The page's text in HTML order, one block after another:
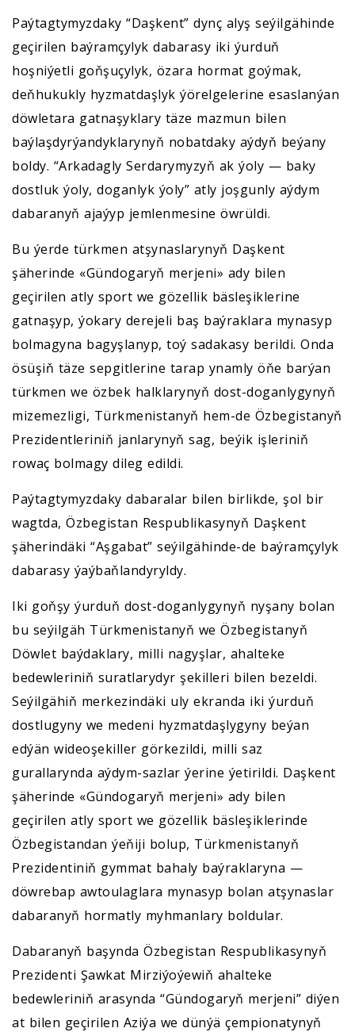
Paýtagtymyzdaky “Daşkent” dynç alyş seýilgähinde
geçirilen baýramçylyk dabarasy iki ýurduň
hoşniýetli goňşuçylyk, özara hormat goýmak,
deňhukukly hyzmatdaşlyk ýörelgelerine esaslanýan
döwletara gatnaşyklary täze mazmun bilen
baýlaşdyrýandyklarynyň nobatdaky aýdyň beýany
boldy. “Arkadagly Serdarymyzyň ak ýoly — baky
dostluk ýoly, doganlyk ýoly” atly joşgunly aýdym
dabaranyň ajaýyp jemlenmesine öwrüldi.
Bu ýerde türkmen atşynaslarynyň Daşkent
şäherinde «Gündogaryň merjeni» ady bilen
geçirilen atly sport we gözellik bäsleşiklerine
gatnaşyp, ýokary derejeli baş baýraklara mynasyp
bolmagyna bagyşlanyp, toý sadakasy berildi. Onda
ösüşiň täze sepgitlerine tarap ynamly öňe barýan
türkmen we özbek halklarynyň dost-doganlygynyň
mizemezligi, Türkmenistanyň hem-de Özbegistanyň
Prezidentleriniň janlarynyň sag, beýik işleriniň
rowaç bolmagy dileg edildi.
Paýtagtymyzdaky dabaralar bilen birlikde, şol bir
wagtda, Özbegistan Respublikasynyň Daşkent
şäherindäki “Aşgabat” seýilgähinde-de baýramçylyk
dabarasy ýaýbaňlandyryldy.
Iki goňşy ýurduň dost-doganlygynyň nyşany bolan
bu seýilgäh Türkmenistanyň we Özbegistanyň
Döwlet baýdaklary, milli nagyşlar, ahalteke
bedewleriniň suratlarydyr şekilleri bilen bezeldi.
Seýilgähiň merkezindäki uly ekranda iki ýurduň
dostlugyny we medeni hyzmatdaşlygyny beýan
edýän wideoşekiller görkezildi, milli saz
gurallarynda aýdym-sazlar ýerine ýetirildi. Daşkent
şäherinde «Gündogaryň merjeni» ady bilen
geçirilen atly sport we gözellik bäsleşiklerinde
Özbegistandan ýeňiji bolup, Türkmenistanyň
Prezidentiniň gymmat bahaly baýraklaryna —
döwrebap awtoulaglara mynasyp bolan atşynaslar
dabaranyň hormatly myhmanlary boldular.
Dabaranyň başynda Özbegistan Respublikasynyň
Prezidenti Şawkat Mirziýoýewiň ahalteke
bedewleriniň arasynda “Gündogaryň merjeni” diýen
at bilen geçirilen Aziýa we dünýä çempionatynyň